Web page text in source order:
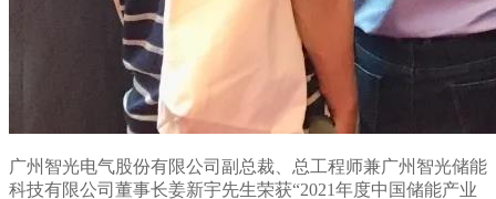
广州智光电气股份有限公司副总裁、总工程师兼广州智光储能
科技有限公司董事长姜新宇先生荣获“2021年度中国储能产业